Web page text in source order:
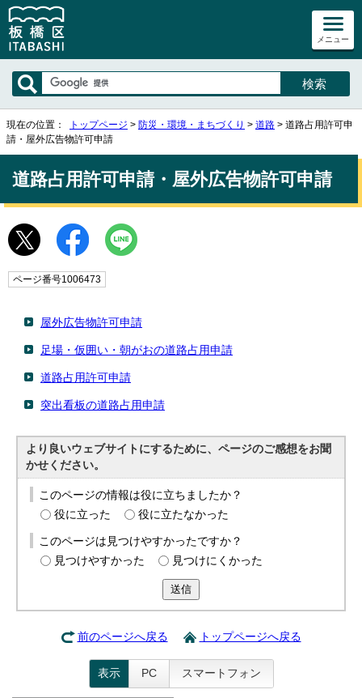
メニュー
現在の位置： トップページ > 防災・環境・まちづくり > 道路 > 道路占用許可申
請・屋外広告物許可申請
道路占用許可申請・屋外広告物許可申請
ページ番号1006473
屋外広告物許可申請
足場・仮囲い・朝がおの道路占用申請
道路占用許可申請
突出看板の道路占用申請
より良いウェブサイトにするために、ページのご感想をお聞
かせください。
このページの情報は役に立ちましたか？
役に立った
役に立たなかった
このページは見つけやすかったですか？
見つけやすかった
見つけにくかった
送信
前のページへ戻る トップページへ戻る
表示 PC スマートフォン